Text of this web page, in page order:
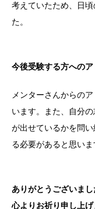
考えていたため、日
た。
今後受験する方へのア
メンターさんからの
います。また、自分
が出せているかを問
る必要があると思いま
ありがとうございま
心よりお祈り申し上げ